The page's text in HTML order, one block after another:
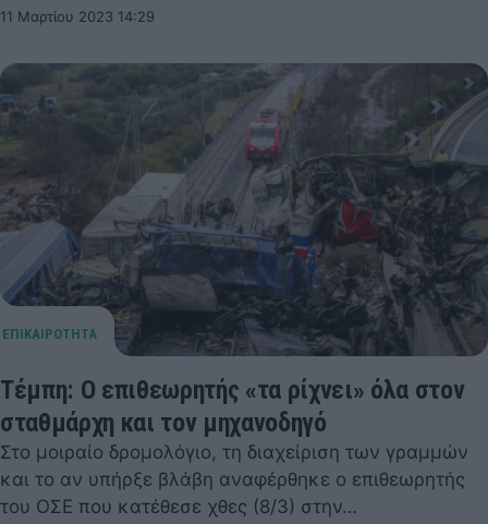
11 Μαρτίου 2023 14:29
Τέμπη: Ο επιθεωρητής «τα ρίχνει» όλα στον
σταθμάρχη και τον μηχανοδηγό
Στο μοιραίο δρομολόγιο, τη διαχείριση των γραμμών
και το αν υπήρξε βλάβη αναφέρθηκε ο επιθεωρητής
του ΟΣΕ που κατέθεσε χθες (8/3) στην…